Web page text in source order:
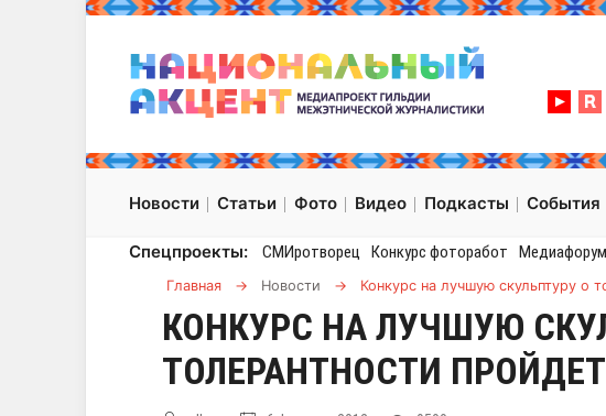
Новости Статьи Фото Видео Подкасты События
Спецпроекты: СМИротворец Конкурс фоторабот Медиафорум
Главная → Новости → Конкурс на лучшую скульптуру о
КОНКУРС НА ЛУЧШУЮ
ТОЛЕРАНТНОСТИ